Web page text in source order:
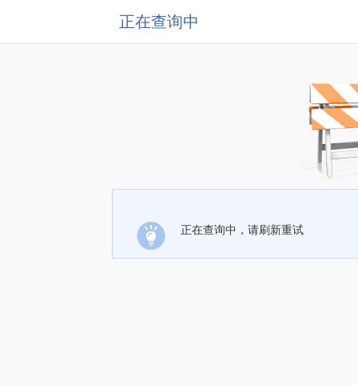
正在查询中
正在查询中，请刷新重试